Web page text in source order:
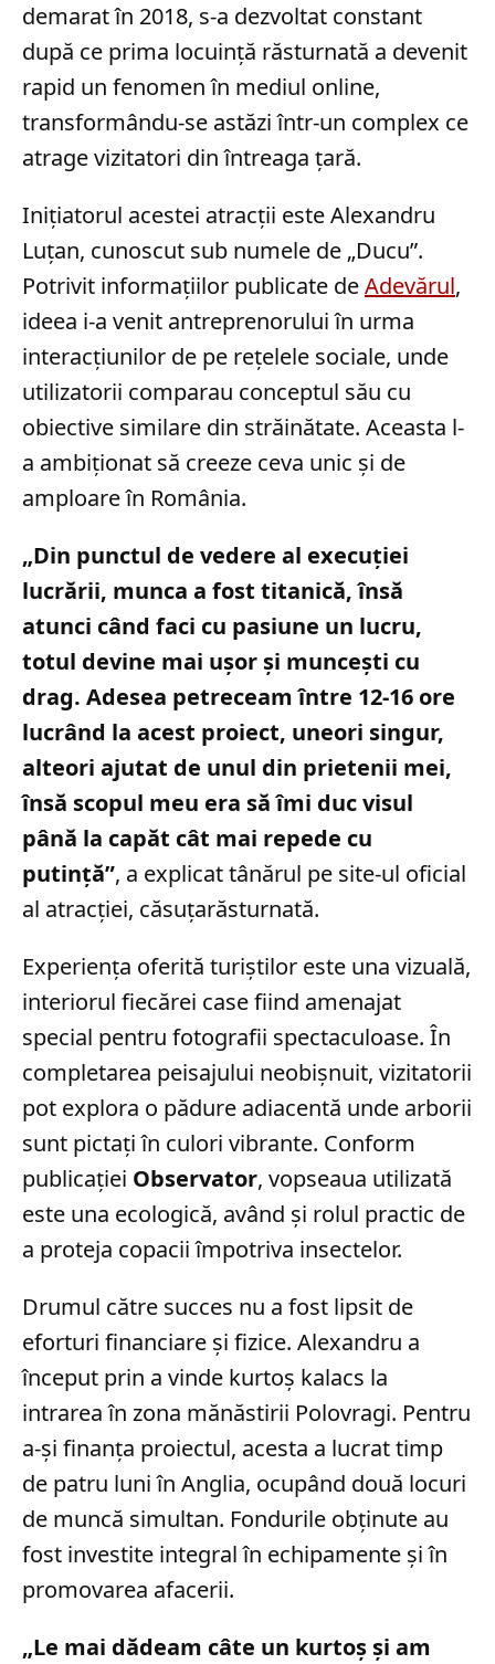
demarat în 2018, s-a dezvoltat constant
după ce prima locuință răsturnată a devenit
rapid un fenomen în mediul online,
transformându-se astăzi într-un complex ce
atrage vizitatori din întreaga țară.
Inițiatorul acestei atracții este Alexandru
Luțan, cunoscut sub numele de „Ducu”.
Potrivit informațiilor publicate deAdevărul,
ideea i-a venit antreprenorului în urma
interacțiunilor de pe rețelele sociale, unde
utilizatorii comparau conceptul său cu
obiective similare din străinătate. Aceasta l-
a ambiționat să creeze ceva unic și de
amploare în România.
„Din punctul de vedere al execuției
lucrării, munca a fost titanică, însă
atunci când faci cu pasiune un lucru,
totul devine mai ușor și muncești cu
drag. Adesea petreceam între 12-16 ore
lucrând la acest proiect, uneori singur,
alteori ajutat de unul din prietenii mei,
însă scopul meu era să îmi duc visul
până la capăt cât mai repede cu
putință”, a explicat tânărul pe site-ul oficial
al atracției, căsuțarăsturnată.
Experiența oferită turiștilor este una vizuală,
interiorul fiecărei case fiind amenajat
special pentru fotografii spectaculoase. În
completarea peisajului neobișnuit, vizitatorii
pot explora o pădure adiacentă unde arborii
sunt pictați în culori vibrante. Conform
publicației Observator, vopseaua utilizată
este una ecologică, având și rolul practic de
a proteja copacii împotriva insectelor.
Drumul către succes nu a fost lipsit de
eforturi financiare și fizice. Alexandru a
început prin a vinde kurtoș kalacs la
intrarea în zona mănăstirii Polovragi. Pentru
a-și finanța proiectul, acesta a lucrat timp
de patru luni în Anglia, ocupând două locuri
de muncă simultan. Fondurile obținute au
fost investite integral în echipamente și în
promovarea afacerii.
„Le mai dădeam câte un kurtoș și am